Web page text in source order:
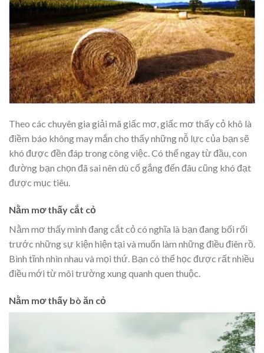
Theo các chuyên gia giải mã giấc mơ, giấc mơ thấy cỏ khô là
điềm báo không may mắn cho thấy những nỗ lực của bạn sẽ
khó được đền đáp trong công việc. Có thể ngay từ đầu, con
đường bạn chọn đã sai nên dù cố gắng đến đâu cũng khó đạt
được mục tiêu.
Nằm mơ thấy cắt cỏ
Nằm mơ thấy mình đang cắt cỏ có nghĩa là bạn đang bối rối
trước những sự kiện hiện tại và muốn làm những điều điên rồ.
Bình tĩnh nhìn nhau và mọi thứ. Bạn có thể học được rất nhiều
điều mới từ môi trường xung quanh quen thuộc.
Nằm mơ thấy bò ăn cỏ